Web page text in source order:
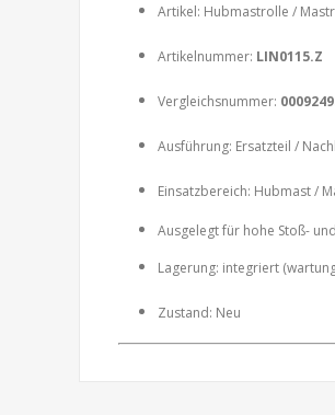
Artikel: Hubmastrolle /
Artikelnummer: LIN0115.Z
Vergleichsnummer:
Ausführung: Ersatzteil /
Einsatzbereich: Hubmast /
Ausgelegt für hohe Stoß-
Lagerung: integriert
Zustand: Neu